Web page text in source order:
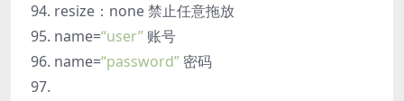
resize：none 禁止任意拖放
name=“user” 账号
name=“password” 密码